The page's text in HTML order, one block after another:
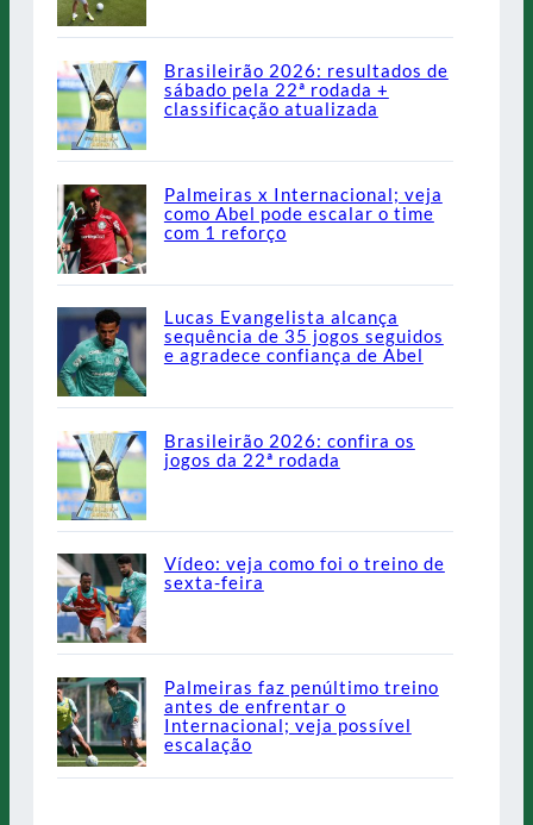
Brasileirão 2026: resultados de
sábado pela 22ª rodada +
classificação atualizada
Palmeiras x Internacional; veja
como Abel pode escalar o time
com 1 reforço
Lucas Evangelista alcança
sequência de 35 jogos seguidos
e agradece confiança de Abel
Brasileirão 2026: confira os
jogos da 22ª rodada
Vídeo: veja como foi o treino de
sexta-feira
Palmeiras faz penúltimo treino
antes de enfrentar o
Internacional; veja possível
escalação